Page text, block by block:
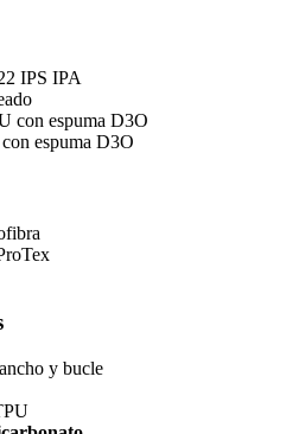
IPS IPA
con espuma D3O
espuma D3O
y bucle